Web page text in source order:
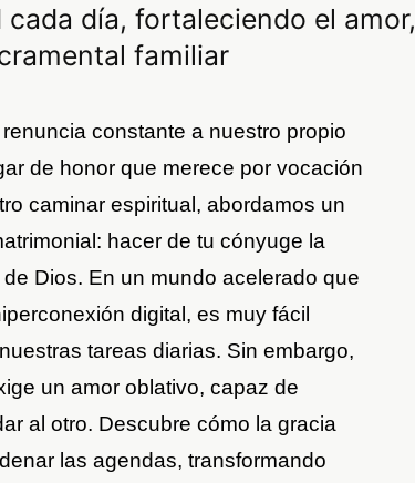
día, fortaleciendo el amor,
familiar
constante a nuestro propio
de honor que merece por vocación
caminar espiritual, abordamos un
hacer de tu cónyuge la
Dios. En un mundo acelerado que
digital, es muy fácil
tareas diarias. Sin embargo,
un amor oblativo, capaz de
al otro. Descubre cómo la gracia
las agendas, transformando